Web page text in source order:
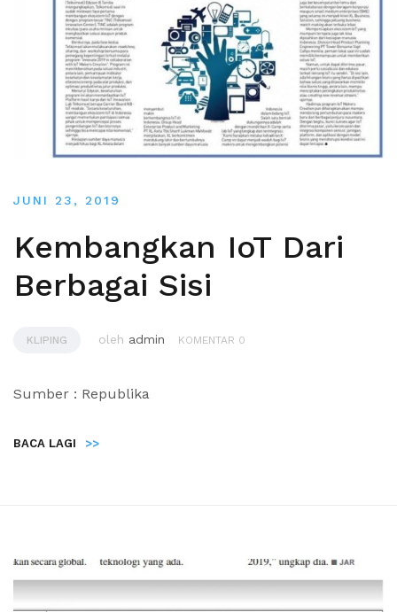
JUNI 23, 2019
Kembangkan IoT Dari
Berbagai Sisi
KLIPING oleh admin KOMENTAR 0
Sumber : Republika
BACA LAGI >>